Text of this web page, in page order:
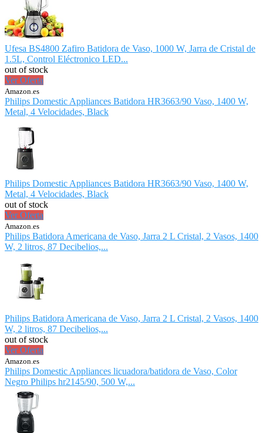
Ufesa BS4800 Zafiro Batidora de Vaso, 1000 W, Jarra de Cristal de
1.5L, Control Eléctronico LED...
out of stock
Ver Oferta
Amazon.es
Philips Domestic Appliances Batidora HR3663/90 Vaso, 1400 W,
Metal, 4 Velocidades, Black
Philips Domestic Appliances Batidora HR3663/90 Vaso, 1400 W,
Metal, 4 Velocidades, Black
out of stock
Ver Oferta
Amazon.es
Philips Batidora Americana de Vaso, Jarra 2 L Cristal, 2 Vasos, 1400
W, 2 litros, 87 Decibelios,...
Philips Batidora Americana de Vaso, Jarra 2 L Cristal, 2 Vasos, 1400
W, 2 litros, 87 Decibelios,...
out of stock
Ver Oferta
Amazon.es
Philips Domestic Appliances licuadora/batidora de Vaso, Color
Negro Philips hr2145/90, 500 W,...